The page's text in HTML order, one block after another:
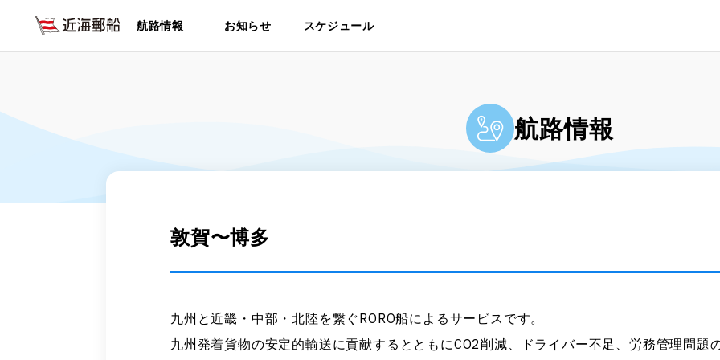
航路情報 お知らせ スケジュール
航路情報
敦賀〜博多
九州と近畿・中部・北陸を繋ぐRORO船によるサービスです。
九州発着貨物の安定的輸送に貢献するとともにCO2削減、ドライバー不足、労務管理問題